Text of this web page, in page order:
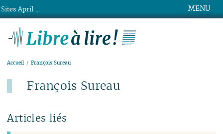
MENU
Accueil François Sureau
François Sureau
Articles liés
Sites April ...